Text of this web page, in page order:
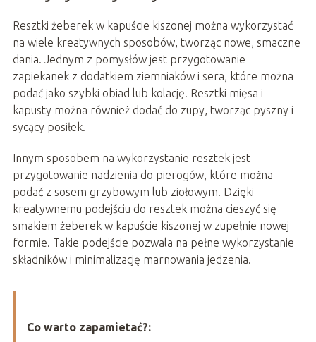
Resztki żeberek w kapuście kiszonej można wykorzystać
na wiele kreatywnych sposobów, tworząc nowe, smaczne
dania. Jednym z pomysłów jest przygotowanie
zapiekanek z dodatkiem ziemniaków i sera, które można
podać jako szybki obiad lub kolację. Resztki mięsa i
kapusty można również dodać do zupy, tworząc pyszny i
sycący posiłek.
Innym sposobem na wykorzystanie resztek jest
przygotowanie nadzienia do pierogów, które można
podać z sosem grzybowym lub ziołowym. Dzięki
kreatywnemu podejściu do resztek można cieszyć się
smakiem żeberek w kapuście kiszonej w zupełnie nowej
formie. Takie podejście pozwala na pełne wykorzystanie
składników i minimalizację marnowania jedzenia.
Co warto zapamietać?: